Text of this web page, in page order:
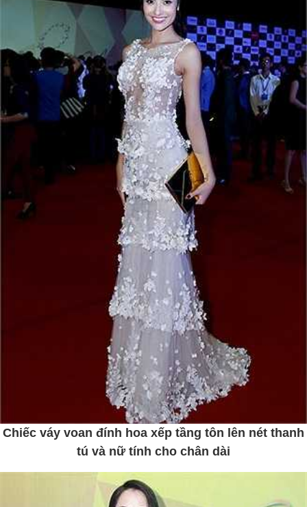
Chiếc váy voan đính hoa xếp tầng tôn lên nét thanh
tú và nữ tính cho chân dài